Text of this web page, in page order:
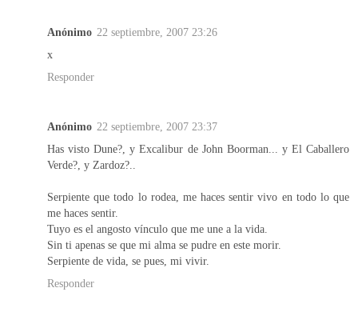
Anónimo 22 septiembre, 2007 23:26
x
Responder
Anónimo 22 septiembre, 2007 23:37
Has visto Dune?, y Excalibur de John Boorman... y El Caballero
Verde?, y Zardoz?..
Serpiente que todo lo rodea, me haces sentir vivo en todo lo que
me haces sentir.
Tuyo es el angosto vínculo que me une a la vida.
Sin ti apenas se que mi alma se pudre en este morir.
Serpiente de vida, se pues, mi vivir.
Responder